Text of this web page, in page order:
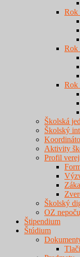
Rok
Rok
Rok
Školská
Školský
Aktivity
Profil
Školský
OZ
Štipendium
Štúdium